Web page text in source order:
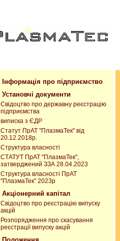
Інформація про підприємство
Установчі документи
Свідоцтво про державну реєстрацію
підприємства
виписка з ЄДР
Статут ПрАТ "ПлазмаТек" від
20.12.2018р.
Структура власності
СТАТУТ ПрАТ "ПлазмаТек",
затверджений ЗЗА 28.04.2023
Структура власності ПрАТ
"ПлазмаТек" 2023р
Акціонерний капітал
Свідоцтво про реєстрацію випуску
акцій
Розпорядження про скасування
реєстрації випуску акцій